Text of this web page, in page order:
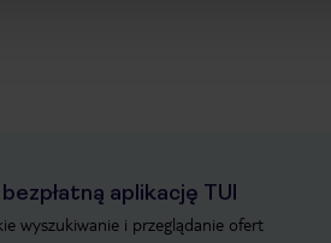
aplikację TUI
wyszukiwanie i przeglądanie ofert